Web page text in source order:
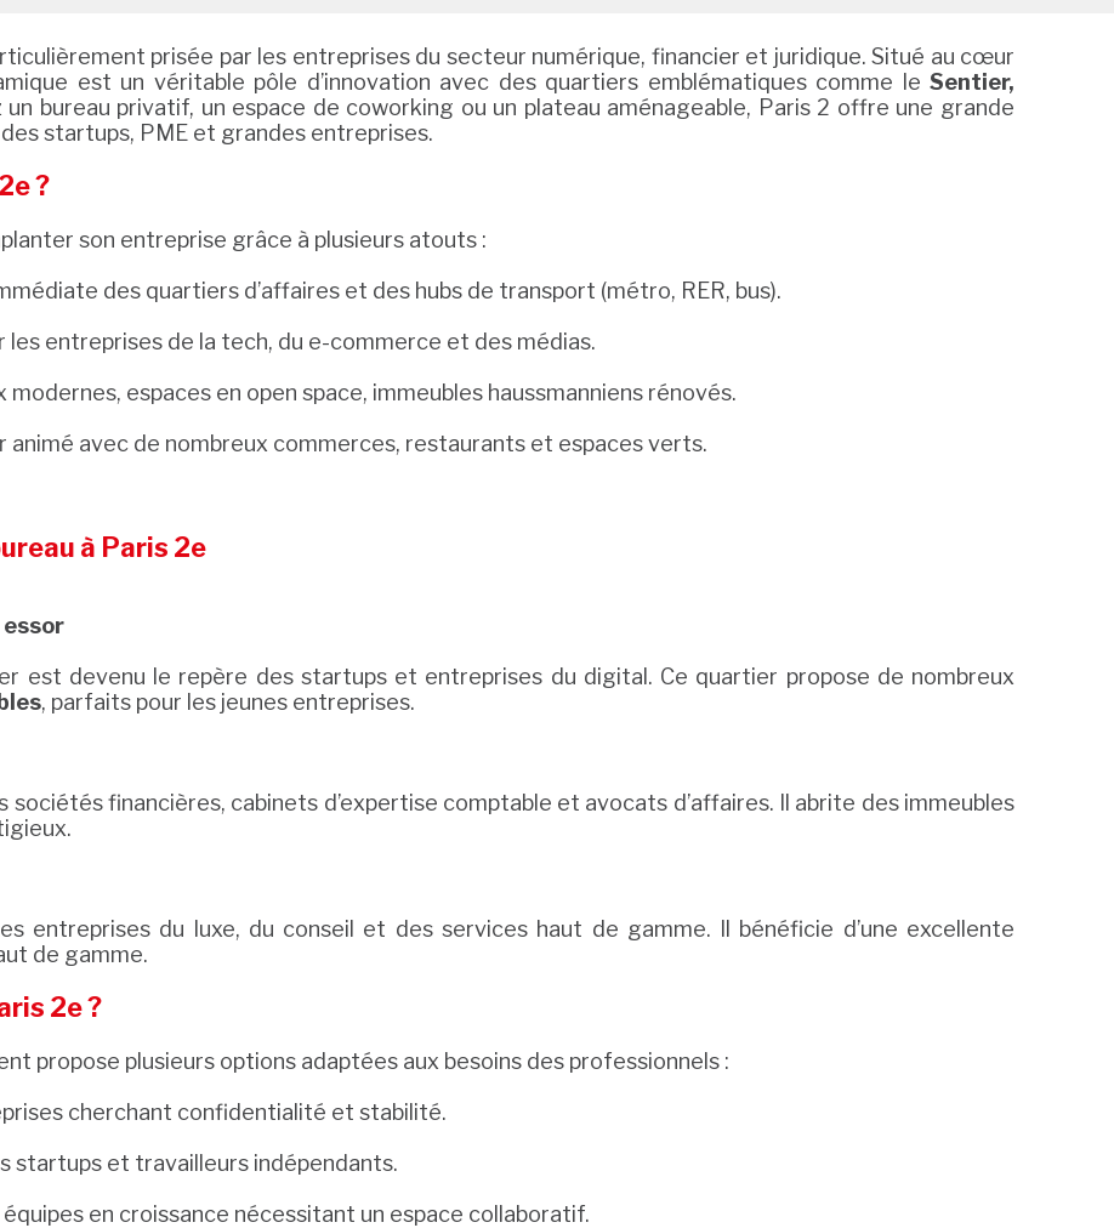
prisée par les entreprises du secteur numérique, financier et juridique. Situé au cœur
est un véritable pôle d’innovation avec des quartiers emblématiques comme le Sentier,
un bureau privatif, un espace de coworking ou un plateau aménageable, Paris 2 offre une grande
startups, PME et grandes entreprises.
?
son entreprise grâce à plusieurs atouts :
des quartiers d’affaires et des hubs de transport (métro, RER, bus).
les entreprises de la tech, du e-commerce et des médias.
modernes, espaces en open space, immeubles haussmanniens rénovés.
animé avec de nombreux commerces, restaurants et espaces verts.
à Paris 2e
essor
est devenu le repère des startups et entreprises du digital. Ce quartier propose de nombreux
, parfaits pour les jeunes entreprises.
financières, cabinets d’expertise comptable et avocats d’affaires. Il abrite des immeubles
entreprises du luxe, du conseil et des services haut de gamme. Il bénéficie d’une excellente
de gamme.
2e ?
propose plusieurs options adaptées aux besoins des professionnels :
cherchant confidentialité et stabilité.
startups et travailleurs indépendants.
en croissance nécessitant un espace collaboratif.